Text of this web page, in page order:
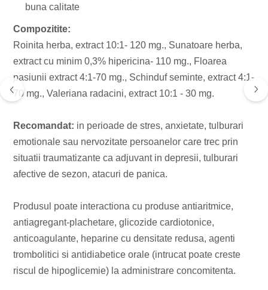
Sarcina si alaptare
Ulei de Cocos
Ulei de cocos de uz alimentar
Ulei de cocos de uz cosmetic
Alte produse din Cocos
buna calitate
Compozitite:
Roinita herba, extract 10:1- 120 mg., Sunatoare herba,
extract cu minim 0,3% hipericina- 110 mg., Floarea
pasiunii extract 4:1-70 mg., Schinduf seminte, extract 4:1-
70 mg., Valeriana radacini, extract 10:1 - 30 mg.
Recomandat: in perioade de stres, anxietate, tulburari
emotionale sau nervozitate persoanelor care trec prin
situatii traumatizante ca adjuvant in depresii, tulburari
afective de sezon, atacuri de panica.
Produsul poate interactiona cu produse antiaritmice,
antiagregant-plachetare, glicozide cardiotonice,
anticoagulante, heparine cu densitate redusa, agenti
trombolitici si antidiabetice orale (intrucat poate creste
riscul de hipoglicemie) la administrare concomitenta.